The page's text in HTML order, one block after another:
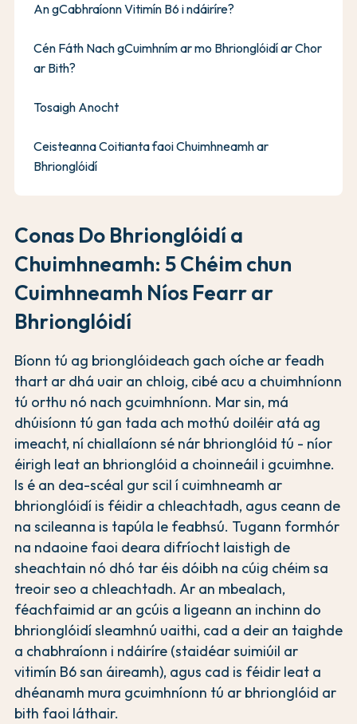
Conas Do Bhrionglóidí a
Chuimhneamh: 5 Chéim chun
Cuimhneamh Níos Fearr ar
Bhrionglóidí
Bíonn tú ag brionglóideach gach oíche ar feadh
thart ar dhá uair an chloig, cibé acu a chuimhníonn
tú orthu nó nach gcuimhníonn. Mar sin, má
dhúisíonn tú gan tada ach mothú doiléir atá ag
imeacht, ní chiallaíonn sé nár bhrionglóid tú - níor
éirigh leat an bhrionglóid a choinneáil i gcuimhne.
Is é an dea-scéal gur scil í cuimhneamh ar
bhrionglóidí is féidir a chleachtadh, agus ceann de
na scileanna is tapúla le feabhsú. Tugann formhór
na ndaoine faoi deara difríocht laistigh de
sheachtain nó dhó tar éis dóibh na cúig chéim sa
treoir seo a chleachtadh. Ar an mbealach,
féachfaimid ar an gcúis a ligeann an inchinn do
bhrionglóidí sleamhnú uaithi, cad a deir an taighde
a chabhraíonn i ndáiríre (staidéar suimiúil ar
vitimín B6 san áireamh), agus cad is féidir leat a
dhéanamh mura gcuimhníonn tú ar bhrionglóid ar
bith faoi láthair.
An gCabhraíonn Vitimín B6 i ndáiríre?
Cén Fáth Nach gCuimhním ar mo Bhrionglóidí ar Chor
ar Bith?
Tosaigh Anocht
Ceisteanna Coitianta faoi Chuimhneamh ar
Bhrionglóidí